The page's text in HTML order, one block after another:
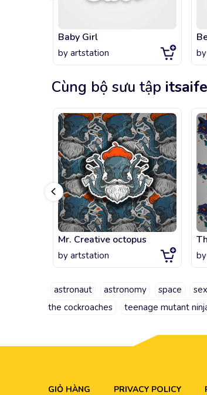
Baby Girl
by artstation by
Cùng bộ sưu tập
Mr. Creative octopus
by artstation by
astronaut astronomy space
the cockroaches
teenage mutant
GIỎ HÀNG PRIVACY POLICY